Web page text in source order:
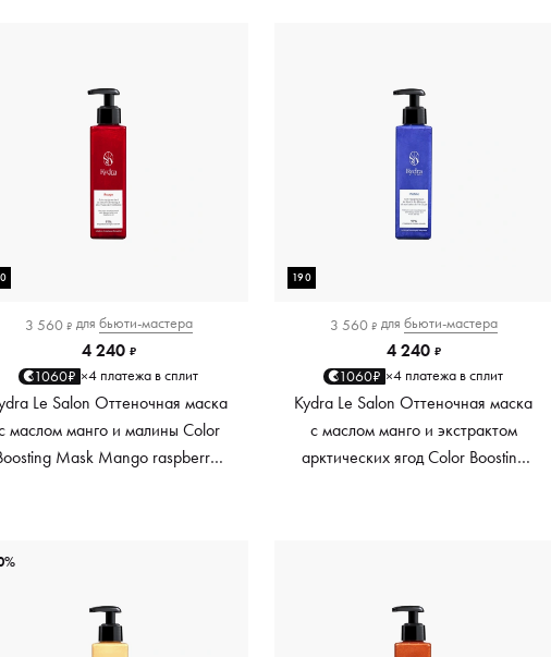
3 560 ₽ для бьюти-мастера
4 240 ₽
1060₽ ×4 платежа в сплит
Le Salon Оттеночная маска
маслом манго и малины Color
Mask Mango raspberry,
190
3 560 ₽ для бьюти-мастера
4 240 ₽
1060₽ ×4 платежа в сплит
Kydra Le Salon Оттеночная маска
с маслом манго и экстрактом
арктических ягод Color Boosting